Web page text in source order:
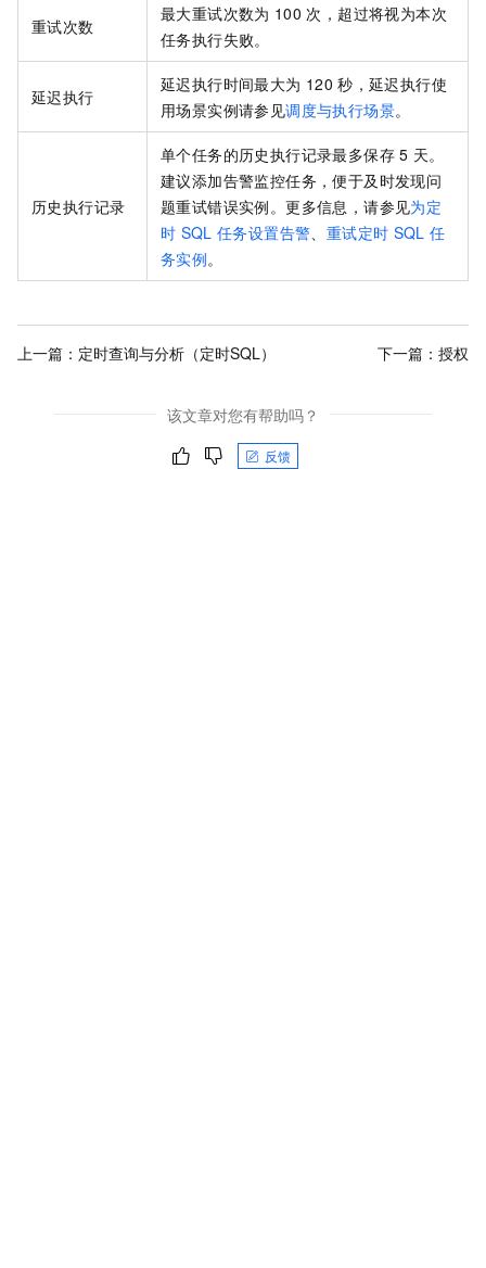
重试次数
最大重试次数为 100 次，超过将视为本次
任务执行失败。
延迟执行
延迟执行时间最大为 120 秒，延迟执行使
用场景实例请参见调度与执行场景。
历史执行记录
单个任务的历史执行记录最多保存 5 天。
建议添加告警监控任务，便于及时发现问
题重试错误实例。更多信息，请参见为定
时 SQL 任务设置告警 重试定时 SQL 任
务实例。
上一篇： 定时查询与分析（定时SQL） 下一篇： 授权
该文章对您有帮助吗？
反馈